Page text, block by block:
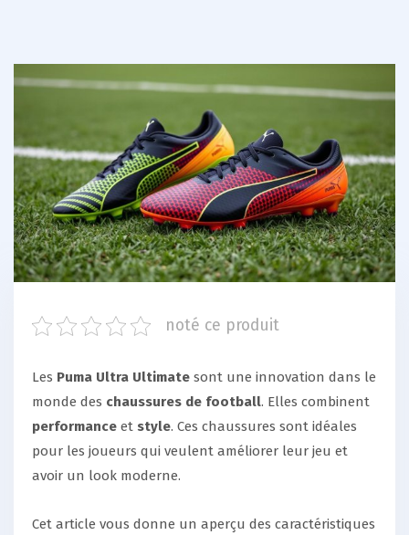
noté ce produit
Les Puma Ultra Ultimate sont une innovation dans le
monde des chaussures de football. Elles combinent
performance et style. Ces chaussures sont idéales
pour les joueurs qui veulent améliorer leur jeu et
avoir un look moderne.
Cet article vous donne un aperçu des caractéristiques